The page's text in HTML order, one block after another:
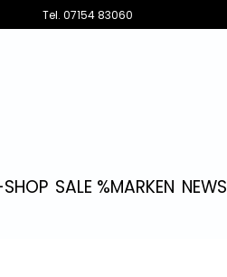
Tel. 07154 83060
SALE %MARKEN NEWS